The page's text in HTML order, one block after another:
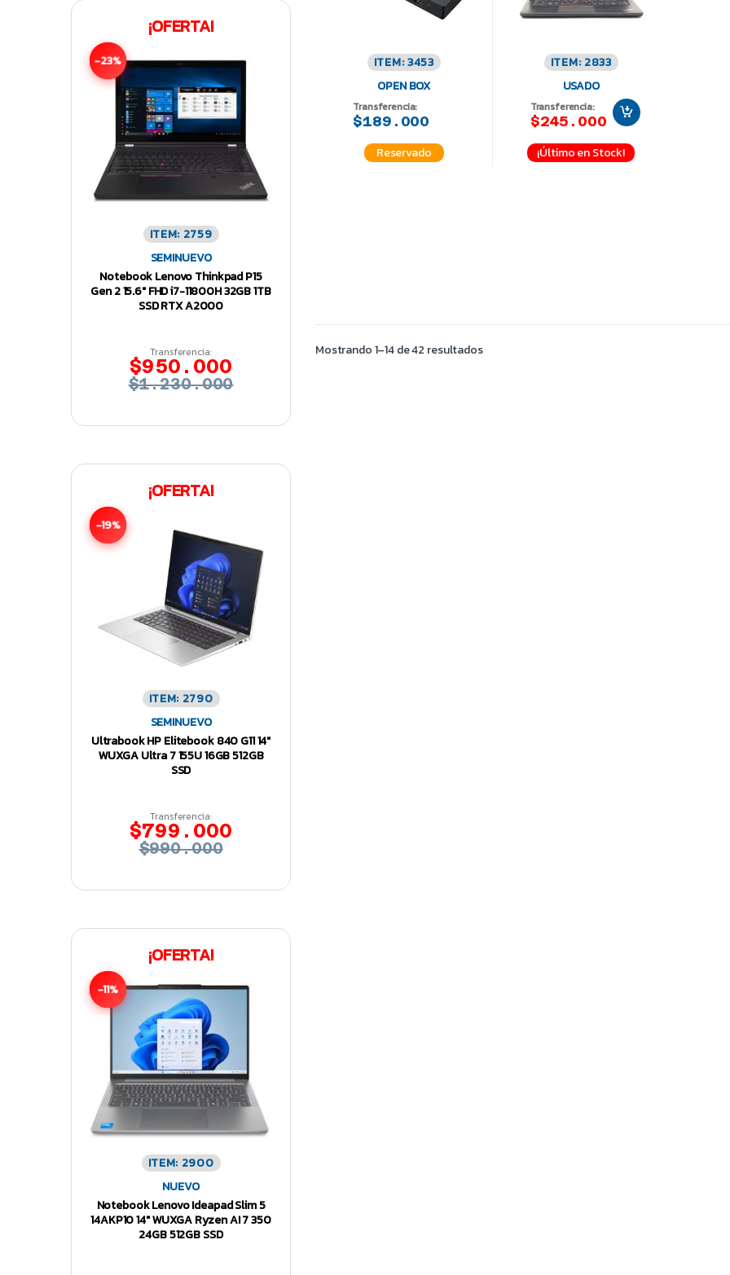
ITEM: 3453
OPEN BOX
Transferencia:
$189.000
ITEM: 2833
USADO
Transferencia:
$245.000
¡Último en Stock!
Mostrando 1–14 de 42 resultados
¡OFERTA!
-23%
ITEM: 2759
SEMINUEVO
Notebook Lenovo Thinkpad P15
Gen 2 15.6″ FHD i7-11800H 32GB 1TB
SSD RTX A2000
Transferencia:
$950.000
$1.230.000
¡OFERTA!
-19%
ITEM: 2790
SEMINUEVO
Ultrabook HP Elitebook 840 G11 14″
WUXGA Ultra 7 155U 16GB 512GB
SSD
Transferencia:
$799.000
$990.000
¡OFERTA!
-11%
ITEM: 2900
NUEVO
Notebook Lenovo Ideapad Slim 5
14AKP10 14″ WUXGA Ryzen AI 7 350
24GB 512GB SSD